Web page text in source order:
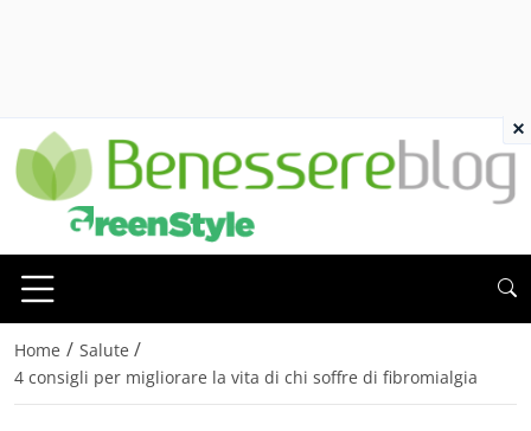
Home / Salute /
4 consigli per migliorare la vita di chi soffre di fibromialgia
×